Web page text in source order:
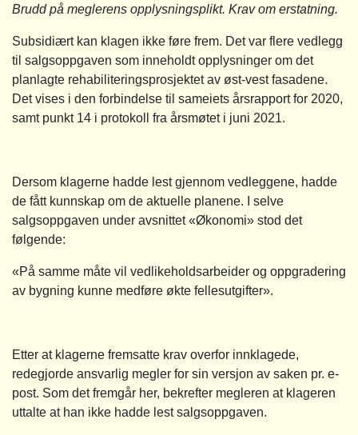
Brudd på meglerens opplysningsplikt. Krav om erstatning.
Subsidiært kan klagen ikke føre frem. Det var flere vedlegg
til salgsoppgaven som inneholdt opplysninger om det
planlagte rehabiliteringsprosjektet av øst-vest fasadene.
Det vises i den forbindelse til sameiets årsrapport for 2020,
samt punkt 14 i protokoll fra årsmøtet i juni 2021.
Dersom klagerne hadde lest gjennom vedleggene, hadde
de fått kunnskap om de aktuelle planene. I selve
salgsoppgaven under avsnittet «Økonomi» stod det
følgende:
«På samme måte vil vedlikeholdsarbeider og oppgradering
av bygning kunne medføre økte fellesutgifter».
Etter at klagerne fremsatte krav overfor innklagede,
redegjorde ansvarlig megler for sin versjon av saken pr. e-
post. Som det fremgår her, bekrefter megleren at klageren
uttalte at han ikke hadde lest salgsoppgaven.